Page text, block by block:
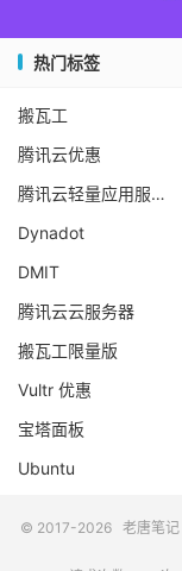
热门标签
搬瓦工
腾讯云优惠
腾讯云轻量应用服务器
Dynadot
DMIT
腾讯云云服务器
搬瓦工限量版
Vultr 优惠
宝塔面板
Ubuntu
© 2017-2026 老唐笔记